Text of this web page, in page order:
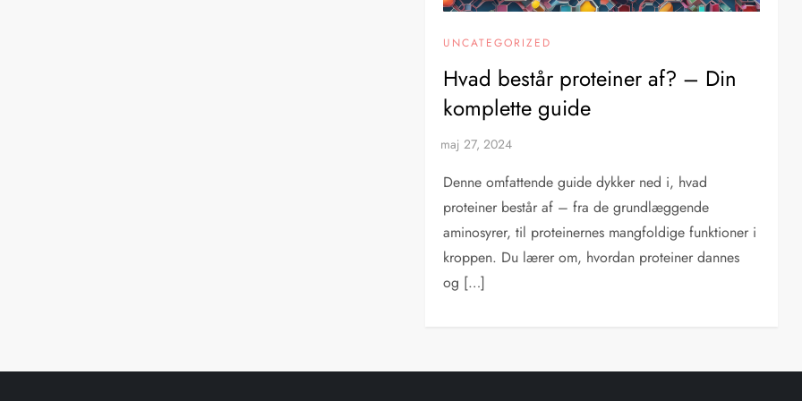
UNCATEGORIZED
Hvad består proteiner af? – Din
komplette guide
Denne omfattende guide dykker ned i, hvad
proteiner består af – fra de grundlæggende
aminosyrer, til proteinernes mangfoldige funktioner i
kroppen. Du lærer om, hvordan proteiner dannes
og […]